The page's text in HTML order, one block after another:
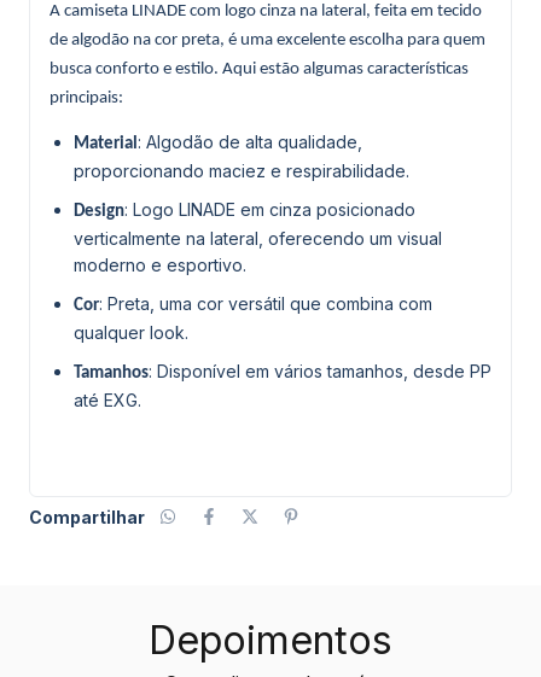
A camiseta LINADE com logo cinza na lateral, feita em tecido
de algodão na cor preta, é uma excelente escolha para quem
busca conforto e estilo. Aqui estão algumas características
principais:
Material : Algodão de alta qualidade,
proporcionando maciez e respirabilidade.
Design: Logo LINADE em cinza posicionado
verticalmente na lateral, oferecendo um visual
moderno e esportivo.
Cor: Preta, uma cor versátil que combina com
qualquer look.
Tamanhos: Disponível em vários tamanhos, desde PP
até EXG.
Compartilhar
Depoimentos